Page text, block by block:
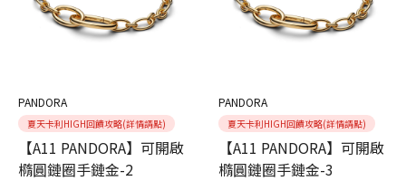
PANDORA
夏天卡利HIGH回饋攻略(詳情請點)
【A11 PANDORA】可開啟
橢圓鏈圈手鏈金-2
PANDORA
夏天卡利HIGH回饋攻略(詳情請點)
【A11 PANDORA】可開啟
橢圓鏈圈手鏈金-3